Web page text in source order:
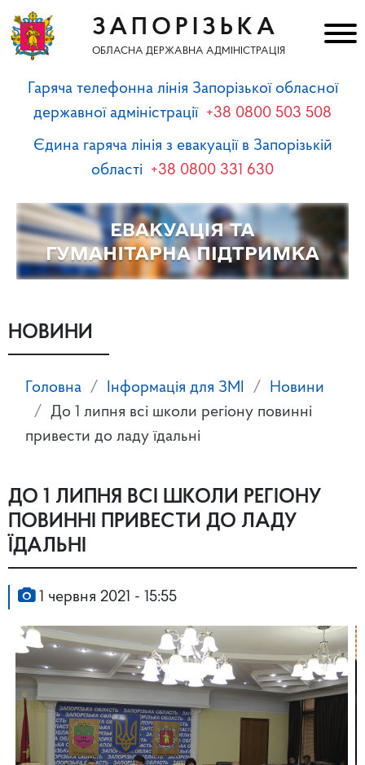
ЗАПОРІЗЬКА
ОБЛАСНА ДЕРЖАВНА АДМІНІСТРАЦІЯ
Гаряча телефонна лінія Запорізької обласної
державної адміністрації +38 0800 503 508
Єдина гаряча лінія з евакуації в Запорізькій
області +38 0800 331 630
НОВИНИ
Головна Інформація для ЗМІ
Новини
До 1 липня всі школи регіону повинні
привести до ладу їдальні
ДО 1 ЛИПНЯ ВСІ ШКОЛИ РЕГІОНУ
ПОВИННІ ПРИВЕСТИ ДО ЛАДУ
ЇДАЛЬНІ
1 червня 2021 - 15:55